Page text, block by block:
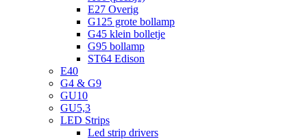
E27 Overig
G125 grote bollamp
G45 klein bolletje
G95 bollamp
ST64 Edison
E40
G4 & G9
GU10
GU5,3
LED Strips
Led strip drivers